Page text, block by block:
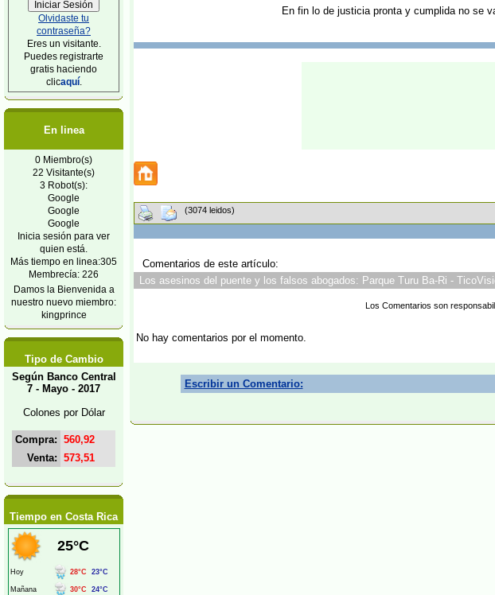
Olvidaste tu
contraseña?
Eres un visitante.
Puedes registrarte
gratis haciendo
clicaquí.
En linea
0 Miembro(s)
22 Visitante(s)
3 Robot(s):
Google
Google
Google
Inicia sesión para ver
quien está.
Más tiempo en linea:305
Membrecía: 226
Damos la Bienvenida a
nuestro nuevo miembro:
kingprince
Tipo de Cambio
Según Banco Central
7 - Mayo - 2017
Colones por Dólar
Compra: 560,92
Venta: 573,51
Tiempo en Costa Rica
En fin lo de justicia pronta y cumplida no se
(3074 leidos)
Comentarios de este artículo:
Los asesinos del puente y los falsos abogados: Parque Turu Ba-Ri -
Los Comentarios son
No hay comentarios por el momento.
Escribir un Comentario: